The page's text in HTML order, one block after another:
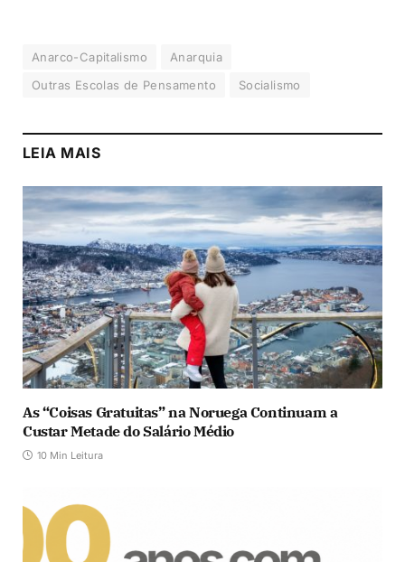
Anarco-Capitalismo
Anarquia
Outras Escolas de Pensamento
Socialismo
LEIA MAIS
As “Coisas Gratuitas” na Noruega Continuam a
Custar Metade do Salário Médio
10 Min Leitura